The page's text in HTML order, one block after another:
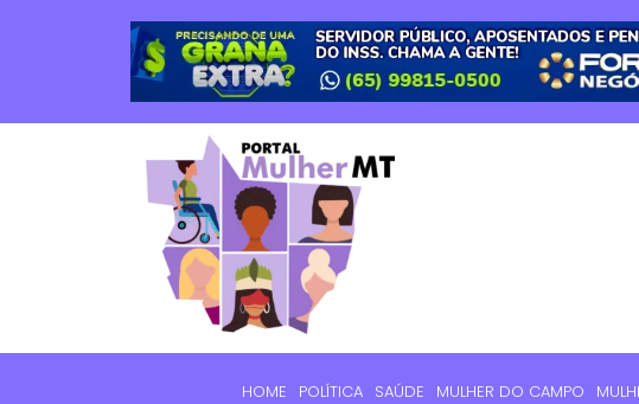
HOME POLÍTICA SAÚDE MULHER DO CAMPO